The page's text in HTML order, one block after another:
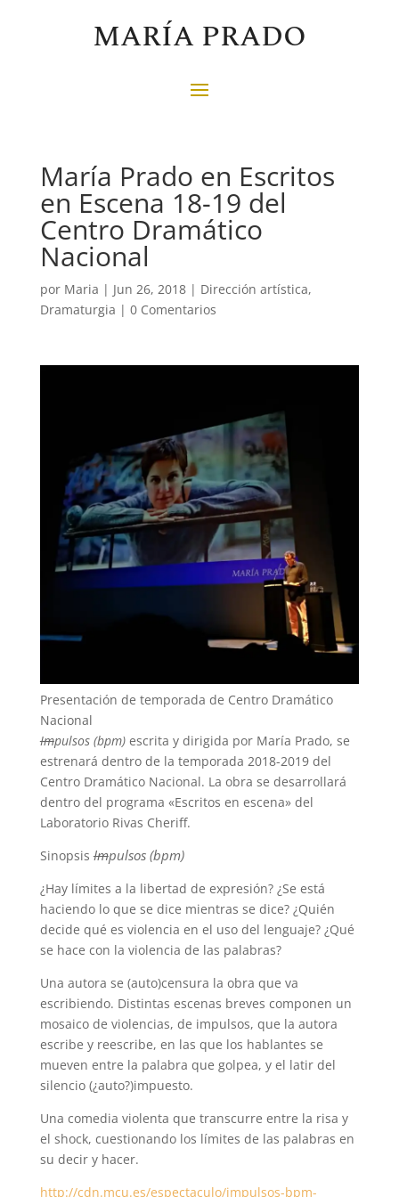
MARÍA PRADO
María Prado en Escritos
en Escena 18-19 del
Centro Dramático
Nacional
por Maria | Jun 26, 2018| Dirección artística,
Dramaturgia | 0 Comentarios
Presentación de temporada de Centro Dramático
Nacional
Impulsos (bpm)escrita y dirigida por María Prado, se
estrenará dentro de la temporada 2018-2019 del
Centro Dramático Nacional. La obra se desarrollará
dentro del programa «Escritos en escena» del
Laboratorio Rivas Cheriff.
SinopsisImpulsos (bpm)
¿Hay límites a la libertad de expresión? ¿Se está
haciendo lo que se dice mientras se dice? ¿Quién
decide qué es violencia en el uso del lenguaje? ¿Qué
se hace con la violencia de las palabras?
Una autora se (auto)censura la obra que va
escribiendo. Distintas escenas breves componen un
mosaico de violencias, de impulsos, que la autora
escribe y reescribe, en las que los hablantes se
mueven entre la palabra que golpea, y el latir del
silencio (¿auto?)impuesto.
Una comedia violenta que transcurre entre la risa y
el shock, cuestionando los límites de las palabras en
su decir y hacer.
http://cdn.mcu.es/espectaculo/impulsos-bpm-